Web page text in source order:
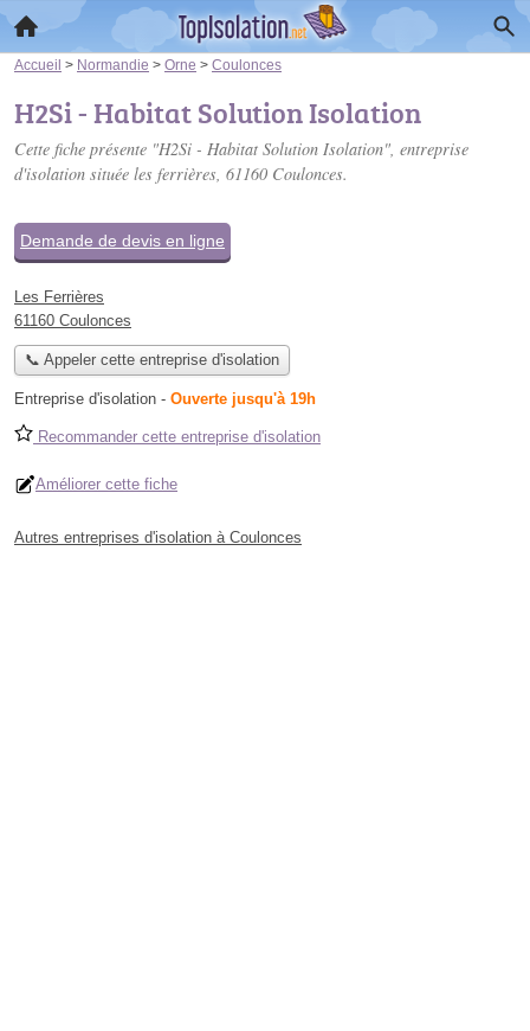
Accueil > Normandie > Orne > Coulonces
H2Si - Habitat Solution Isolation
Cette fiche présente "H2Si - Habitat Solution Isolation", entreprise
d'isolation située les ferrières, 61160 Coulonces.
Demande de devis en ligne
Les Ferrières
61160 Coulonces
📞 Appeler cette entreprise d'isolation
Entreprise d'isolation - Ouverte jusqu'à 19h
Recommander cette entreprise d'isolation
Améliorer cette fiche
Autres entreprises d'isolation à Coulonces